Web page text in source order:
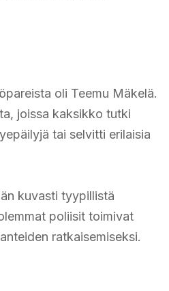
oli Teemu Mäkelä.
joissa kaksikko tutki
tai selvitti erilaisia
kuvasti tyypillistä
poliisit toimivat
ratkaisemiseksi.